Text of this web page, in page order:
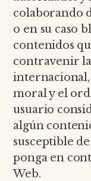
colaborando
o en su caso
contenidos
contravenir
moral y el
usuario
algún
susceptible
ponga en
Web.